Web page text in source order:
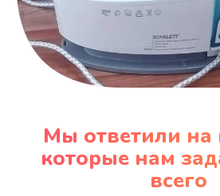
Мы ответили на
которые нам
всего